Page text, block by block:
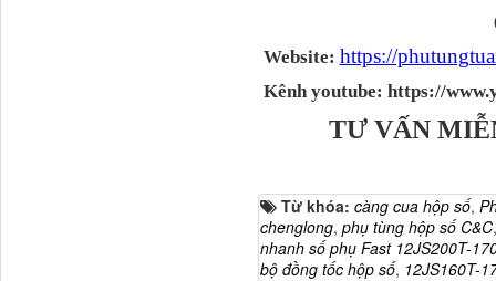
Website: https://
Kênh youtube: https://
TƯ VẤN
Từ khóa: càng cua hộp số,
chenglong, phụ tùng hộp số C&C
nhanh số phụ Fast 12JS200T-
bộ đồng tốc hộp số, 12JS160T-